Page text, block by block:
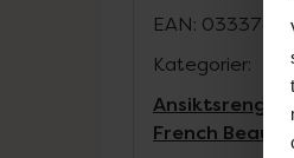
EAN:
Kategorier:
French Beauty